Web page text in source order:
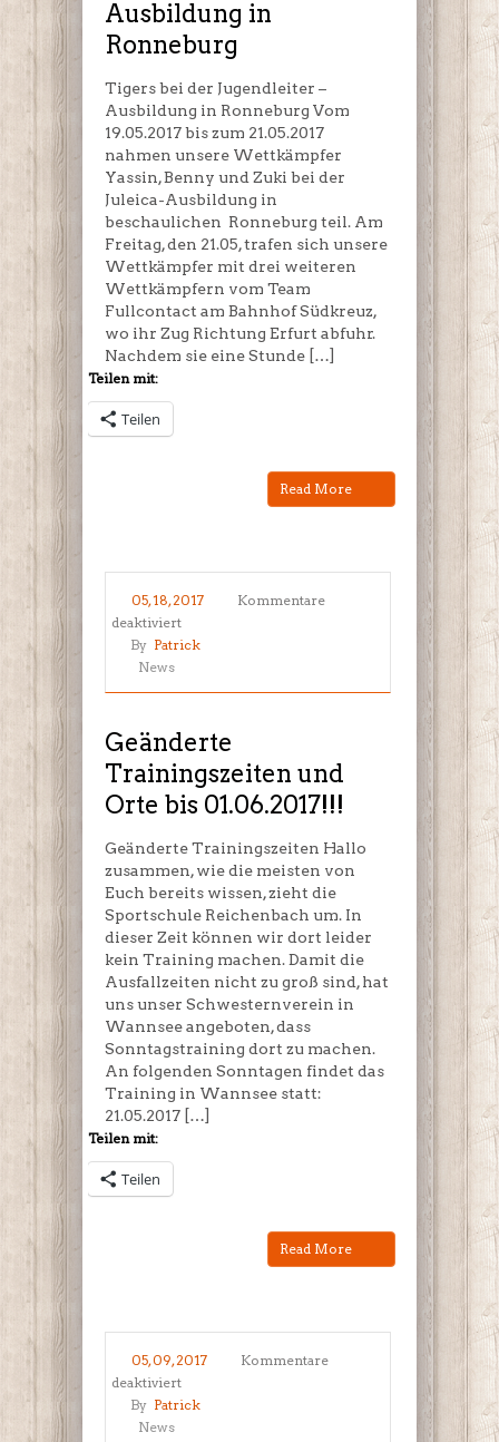
Ronneburg
Ausbildung in
Ronneburg
Tigers bei der Jugendleiter –
Ausbildung in Ronneburg Vom
19.05.2017 bis zum 21.05.2017
nahmen unsere Wettkämpfer
Yassin, Benny und Zuki bei der
Juleica-Ausbildung in
beschaulichen Ronneburg teil. Am
Freitag, den 21.05, trafen sich unsere
Wettkämpfer mit drei weiteren
Wettkämpfern vom Team
Fullcontact am Bahnhof Südkreuz,
wo ihr Zug Richtung Erfurt abfuhr.
Nachdem sie eine Stunde […]
Teilen mit:
Teilen
Read More
05, 18, 2017
Kommentare
deaktiviertfür
Geänderte
01.06.2017!!!
By Patrick
News
Geänderte
Trainingszeiten und
Orte bis 01.06.2017!!!
Geänderte Trainingszeiten Hallo
zusammen, wie die meisten von
Euch bereits wissen, zieht die
Sportschule Reichenbach um. In
dieser Zeit können wir dort leider
kein Training machen. Damit die
Ausfallzeiten nicht zu groß sind, hat
uns unser Schwesternverein in
Wannsee angeboten, dass
Sonntagstraining dort zu machen.
An folgenden Sonntagen findet das
Training in Wannsee statt:
21.05.2017 […]
Teilen mit:
Teilen
Read More
05, 09, 2017
Kommentare
deaktiviertfür
Offene
By Patrick
News